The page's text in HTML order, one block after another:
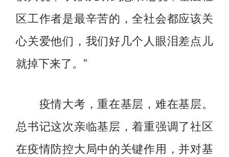
区工作者是最辛苦的，全社会都应该关
心关爱他们，我们好几个人眼泪差点儿
就掉下来了。”
疫情大考，重在基层，难在基层。
总书记这次亲临基层，着重强调了社区
在疫情防控大局中的关键作用，并对基